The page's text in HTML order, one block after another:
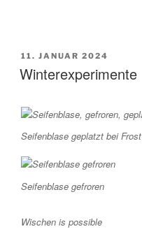
VERÖFFENTLICHT
AM
11. JANUAR 2024
Winterexperimente
Seifenblase geplatzt bei Frost
Seifenblase gefroren
Wischen is possible